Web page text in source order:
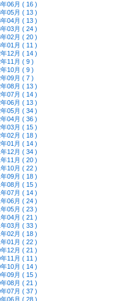
06月 ( 16 )
05月 ( 13 )
04月 ( 13 )
03月 ( 24 )
02月 ( 20 )
01月 ( 11 )
12月 ( 14 )
11月 ( 9 )
10月 ( 9 )
09月 ( 7 )
08月 ( 13 )
07月 ( 14 )
06月 ( 13 )
05月 ( 34 )
04月 ( 36 )
03月 ( 15 )
02月 ( 18 )
01月 ( 14 )
12月 ( 34 )
11月 ( 20 )
10月 ( 22 )
09月 ( 18 )
08月 ( 15 )
07月 ( 14 )
06月 ( 24 )
05月 ( 23 )
04月 ( 21 )
03月 ( 33 )
02月 ( 18 )
01月 ( 22 )
12月 ( 21 )
11月 ( 11 )
10月 ( 14 )
09月 ( 15 )
08月 ( 21 )
07月 ( 37 )
06月 ( 28 )